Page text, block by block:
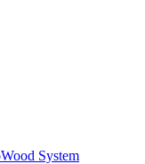
Wood System